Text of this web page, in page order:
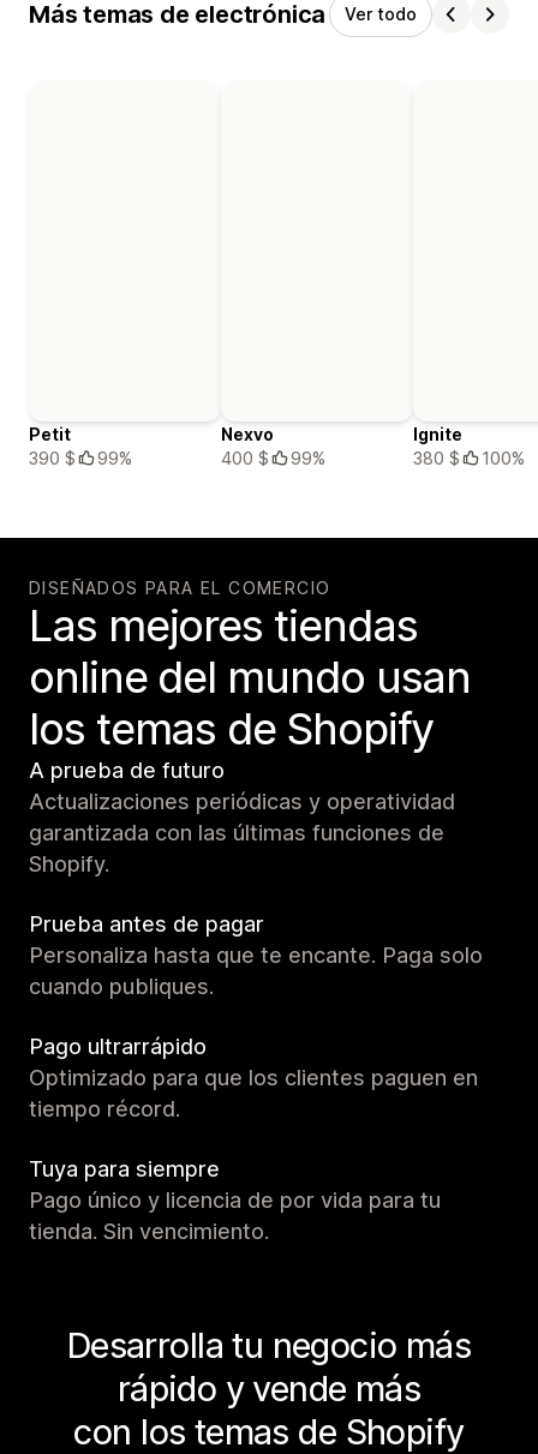
Más temas de electrónica Ver todo
Petit
390 $
99%
Nexvo
400 $
99%
Ignite
380 $
100%
DISEÑADOS PARA EL COMERCIO
Las mejores tiendas
online del mundo usan
los temas de Shopify
A prueba de futuro
Actualizaciones periódicas y operatividad
garantizada con las últimas funciones de
Shopify.
Prueba antes de pagar
Personaliza hasta que te encante. Paga solo
cuando publiques.
Pago ultrarrápido
Optimizado para que los clientes paguen en
tiempo récord.
Tuya para siempre
Pago único y licencia de por vida para tu
tienda. Sin vencimiento.
Desarrolla tu negocio más
rápido y vende más
con los temas de Shopify